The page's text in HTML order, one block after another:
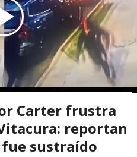
Carter frustra
reportan
sustraído